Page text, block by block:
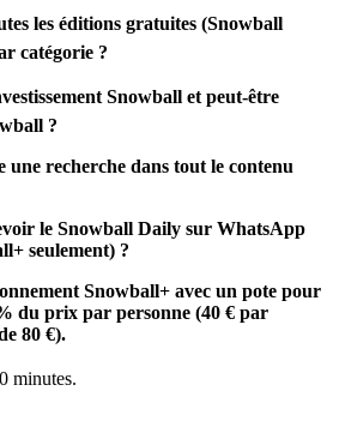
les éditions gratuites (Snowball
catégorie ?
Snowball et peut-être
?
une recherche dans tout le contenu
le Snowball Daily sur WhatsApp
seulement) ?
Snowball+ avec un pote pour
du prix par personne (40 € par
80 €).
minutes.